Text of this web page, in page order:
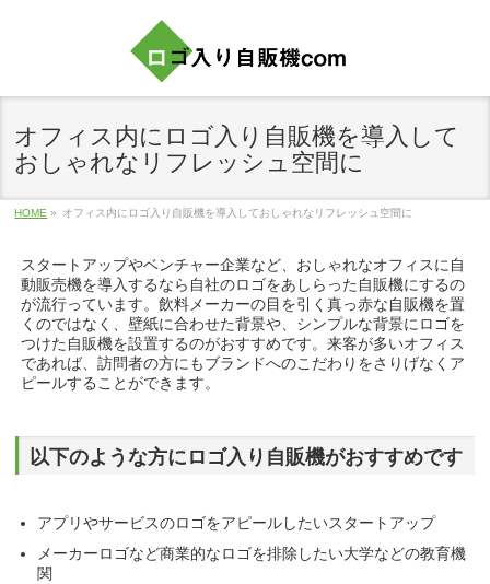
オフィス内にロゴ入り自販機を導入して
おしゃれなリフレッシュ空間に
HOME » オフィス内にロゴ入り自販機を導入しておしゃれなリフレッシュ空間に
スタートアップやベンチャー企業など、おしゃれなオフィスに自
動販売機を導入するなら自社のロゴをあしらった自販機にするの
が流行っています。飲料メーカーの目を引く真っ赤な自販機を置
くのではなく、壁紙に合わせた背景や、シンプルな背景にロゴを
つけた自販機を設置するのがおすすめです。来客が多いオフィス
であれば、訪問者の方にもブランドへのこだわりをさりげなくア
ピールすることができます。
以下のような方にロゴ入り自販機がおすすめです
アプリやサービスのロゴをアピールしたいスタートアップ
メーカーロゴなど商業的なロゴを排除したい大学などの教育機
関